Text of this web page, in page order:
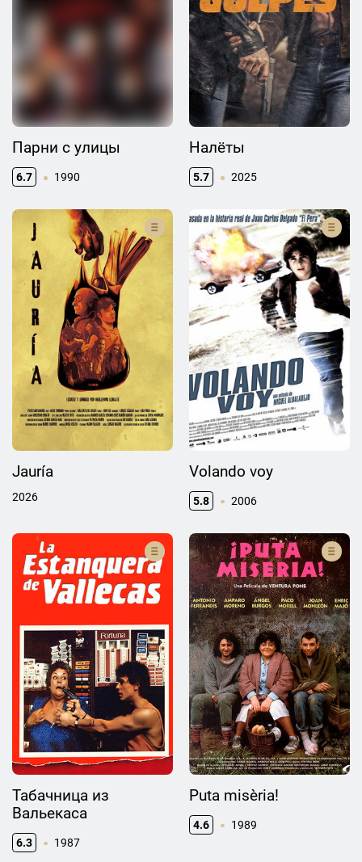
Парни с улицы
6.7 1990
Налёты
5.7 2025
Jauría
2026
Volando voy
5.8 2006
Табачница из
Вальекаса
6.3 1987
Puta misèria!
4.6 1989